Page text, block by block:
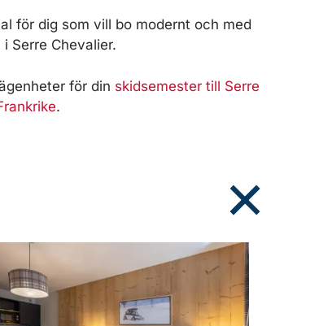
för dig som vill bo modernt och med
Serre Chevalier.
för din skidsemester till Serre
.